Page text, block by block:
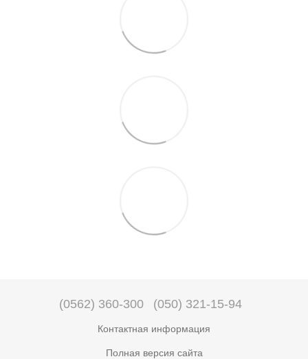
(0562) 360-300 (050) 321-15-94
Контактная информация
Полная версия сайта